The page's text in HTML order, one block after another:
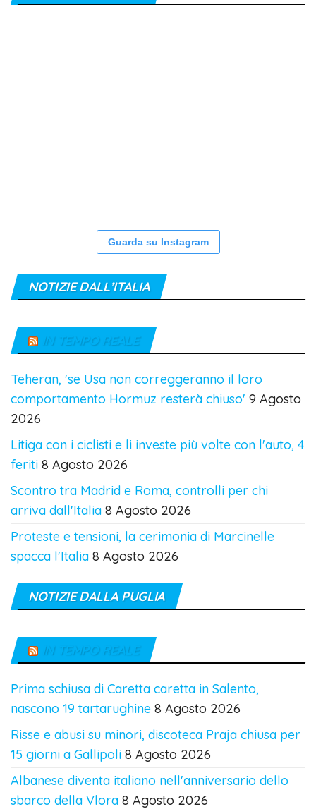
Guarda su Instagram
NOTIZIE DALL’ITALIA
IN TEMPO REALE
Teheran, 'se Usa non correggeranno il loro
comportamento Hormuz resterà chiuso' 9 Agosto
2026
Litiga con i ciclisti e li investe più volte con l'auto, 4
feriti 8 Agosto 2026
Scontro tra Madrid e Roma, controlli per chi
arriva dall'Italia 8 Agosto 2026
Proteste e tensioni, la cerimonia di Marcinelle
spacca l'Italia 8 Agosto 2026
NOTIZIE DALLA PUGLIA
IN TEMPO REALE
Prima schiusa di Caretta caretta in Salento,
nascono 19 tartarughine 8 Agosto 2026
Risse e abusi su minori, discoteca Praja chiusa per
15 giorni a Gallipoli 8 Agosto 2026
Albanese diventa italiano nell'anniversario dello
sbarco della Vlora 8 Agosto 2026